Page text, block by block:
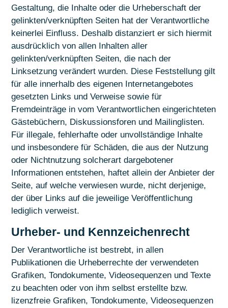
Gestaltung, die Inhalte oder die Urheberschaft der
gelinkten/verknüpften Seiten hat der Verantwortliche
keinerlei Einfluss. Deshalb distanziert er sich hiermit
ausdrücklich von allen Inhalten aller
gelinkten/verknüpften Seiten, die nach der
Linksetzung verändert wurden. Diese Feststellung gilt
für alle innerhalb des eigenen Internetangebotes
gesetzten Links und Verweise sowie für
Fremdeinträge in vom Verantwortlichen eingerichteten
Gästebüchern, Diskussionsforen und Mailinglisten.
Für illegale, fehlerhafte oder unvollständige Inhalte
und insbesondere für Schäden, die aus der Nutzung
oder Nichtnutzung solcherart dargebotener
Informationen entstehen, haftet allein der Anbieter der
Seite, auf welche verwiesen wurde, nicht derjenige,
der über Links auf die jeweilige Veröffentlichung
lediglich verweist.
Urheber- und Kennzeichenrecht
Der Verantwortliche ist bestrebt, in allen
Publikationen die Urheberrechte der verwendeten
Grafiken, Tondokumente, Videosequenzen und Texte
zu beachten oder von ihm selbst erstellte bzw.
lizenzfreie Grafiken, Tondokumente, Videosequenzen